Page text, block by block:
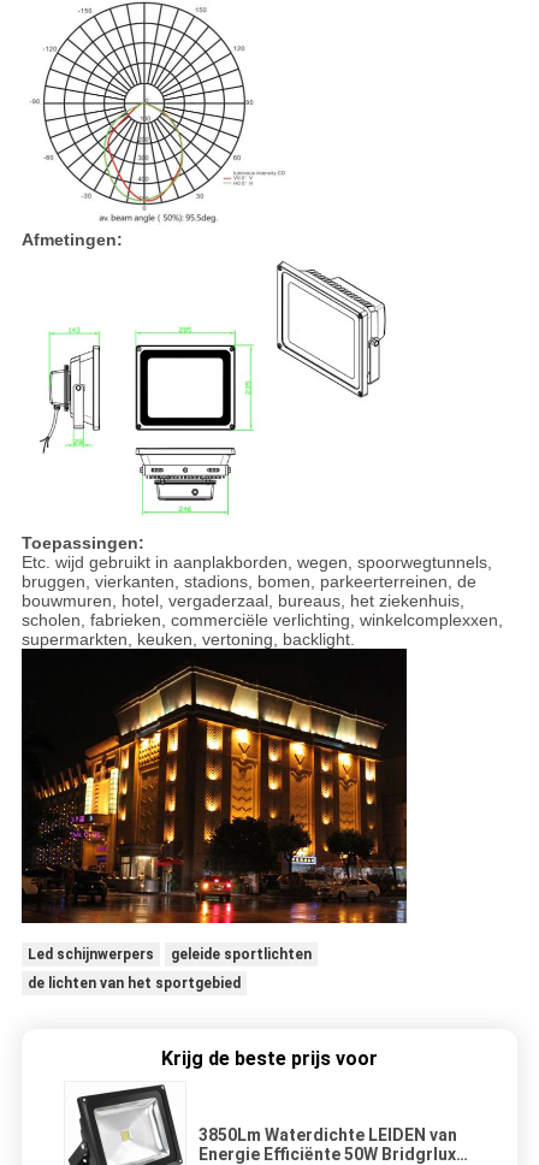
Afmetingen:
Toepassingen:
Etc. wijd gebruikt in aanplakborden, wegen, spoorwegtunnels,
bruggen, vierkanten, stadions, bomen, parkeerterreinen, de
bouwmuren, hotel, vergaderzaal, bureaus, het ziekenhuis,
scholen, fabrieken, commerciële verlichting, winkelcomplexxen,
supermarkten, keuken, vertoning, backlight.
Led schijnwerpers
geleide sportlichten
de lichten van het sportgebied
Krijg de beste prijs voor
3850Lm Waterdichte LEIDEN van
Energie Efficiënte 50W Bridgrlux